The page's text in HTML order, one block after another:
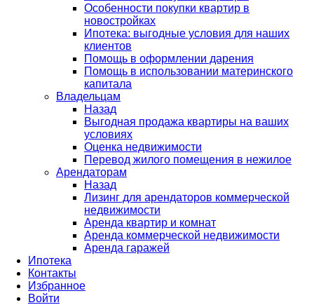
Особенности покупки квартир в
новостройках
Ипотека: выгодные условия для наших
клиентов
Помощь в оформлении дарения
Помощь в использовании материнского
капитала
Владельцам
Назад
Выгодная продажа квартиры на ваших
условиях
Оценка недвижимости
Перевод жилого помещения в нежилое
Арендаторам
Назад
Лизинг для арендаторов коммерческой
недвижимости
Аренда квартир и комнат
Аренда коммерческой недвижимости
Аренда гаражей
Ипотека
Контакты
Избранное
Войти